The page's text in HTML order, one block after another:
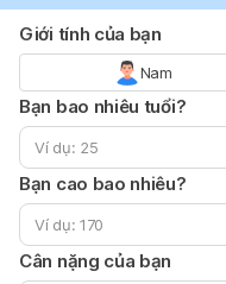
Giới tính của bạn
Nam
Bạn bao nhiêu tuổi?
Bạn cao bao nhiêu?
Cân nặng của bạn